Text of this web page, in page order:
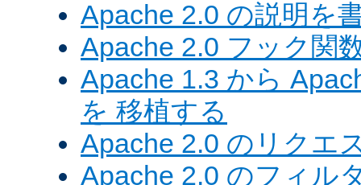
Apache 2.0 の説明を
Apache 2.0 フック関
Apache 1.3 から
を 移植する
Apache 2.0 のリクエ
Apache 2.0 のフィル